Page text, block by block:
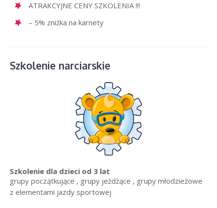
ATRAKCYJNE CENY SZKOLENIA !!!
– 5% zniżka na karnety
Szkolenie narciarskie
Szkolenie dla dzieci od 3 lat
grupy początkujące , grupy jeżdżące , grupy młodzieżowe
z elementami jazdy sportowej